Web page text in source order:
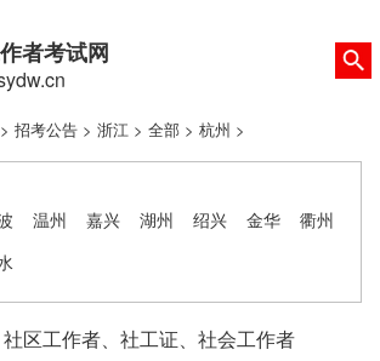
者考试网
> 招考公告 > 浙江 > 全部 > 杭州 >
温州 嘉兴 湖州 绍兴 金华
衢州
区工作者、社工证、社会工作者